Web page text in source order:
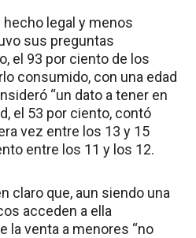
legal y menos
sus preguntas
el 93 por ciento de los
consumido, con una edad
“un dato a tener en
el 53 por ciento, contó
vez entre los 13 y 15
entre los 11 y los 12.
claro que, aun siendo una
acceden a ella
la venta a menores “no